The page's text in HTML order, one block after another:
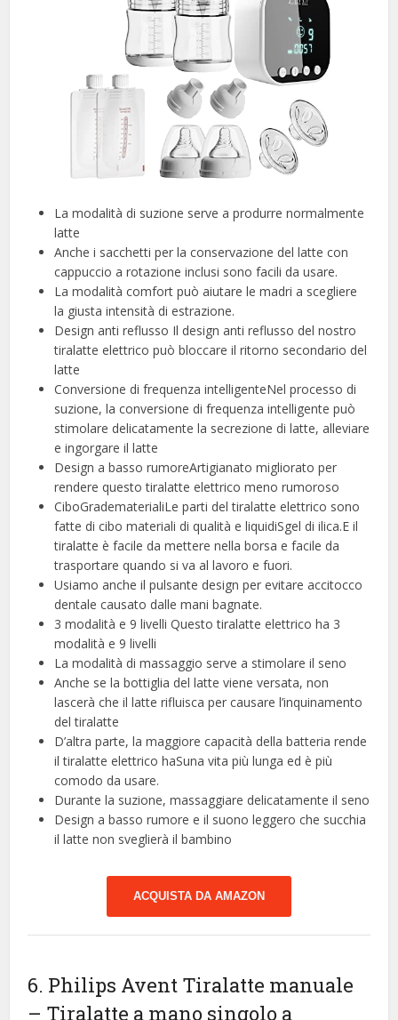
La modalità di suzione serve a produrre normalmente
latte
Anche i sacchetti per la conservazione del latte con
cappuccio a rotazione inclusi sono facili da usare.
La modalità comfort può aiutare le madri a scegliere
la giusta intensità di estrazione.
Design anti reflusso Il design anti reflusso del nostro
tiralatte elettrico può bloccare il ritorno secondario del
latte
Conversione di frequenza intelligenteNel processo di
suzione, la conversione di frequenza intelligente può
stimolare delicatamente la secrezione di latte, alleviare
e ingorgare il latte
Design a basso rumoreArtigianato migliorato per
rendere questo tiralatte elettrico meno rumoroso
CiboGradematerialiLe parti del tiralatte elettrico sono
fatte di cibo materiali di qualità e liquidiSgel di ilica.E il
tiralatte è facile da mettere nella borsa e facile da
trasportare quando si va al lavoro e fuori.
Usiamo anche il pulsante design per evitare accitocco
dentale causato dalle mani bagnate.
3 modalità e 9 livelli Questo tiralatte elettrico ha 3
modalità e 9 livelli
La modalità di massaggio serve a stimolare il seno
Anche se la bottiglia del latte viene versata, non
lascerà che il latte rifluisca per causare l’inquinamento
del tiralatte
D’altra parte, la maggiore capacità della batteria rende
il tiralatte elettrico haSuna vita più lunga ed è più
comodo da usare.
Durante la suzione, massaggiare delicatamente il seno
Design a basso rumore e il suono leggero che succhia
il latte non sveglierà il bambino
ACQUISTA DA AMAZON
6. Philips Avent Tiralatte manuale
– Tiralatte a mano singolo a